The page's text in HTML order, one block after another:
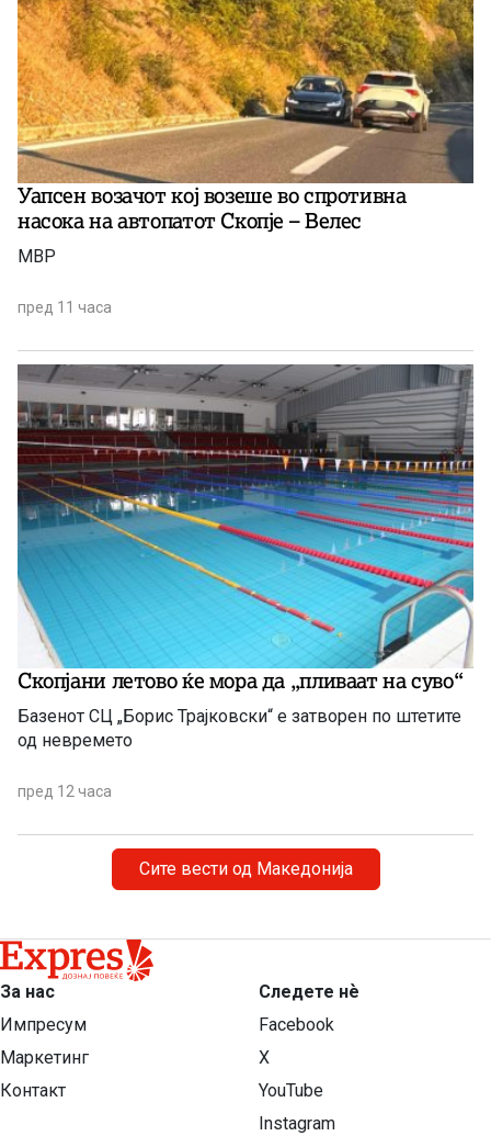
Уапсен возачот кој возеше во спротивна
насока на автопатот Скопје – Велес
МВР
пред 11 часа
Скопјани летово ќе мора да „пливаат на суво“
Базенот СЦ „Борис Трајковски“ е затворен по штетите
од невремето
пред 12 часа
Сите вести од Македонија
За нас
Импресум
Маркетинг
Контакт
Следете нѐ
Facebook
X
YouTube
Instagram